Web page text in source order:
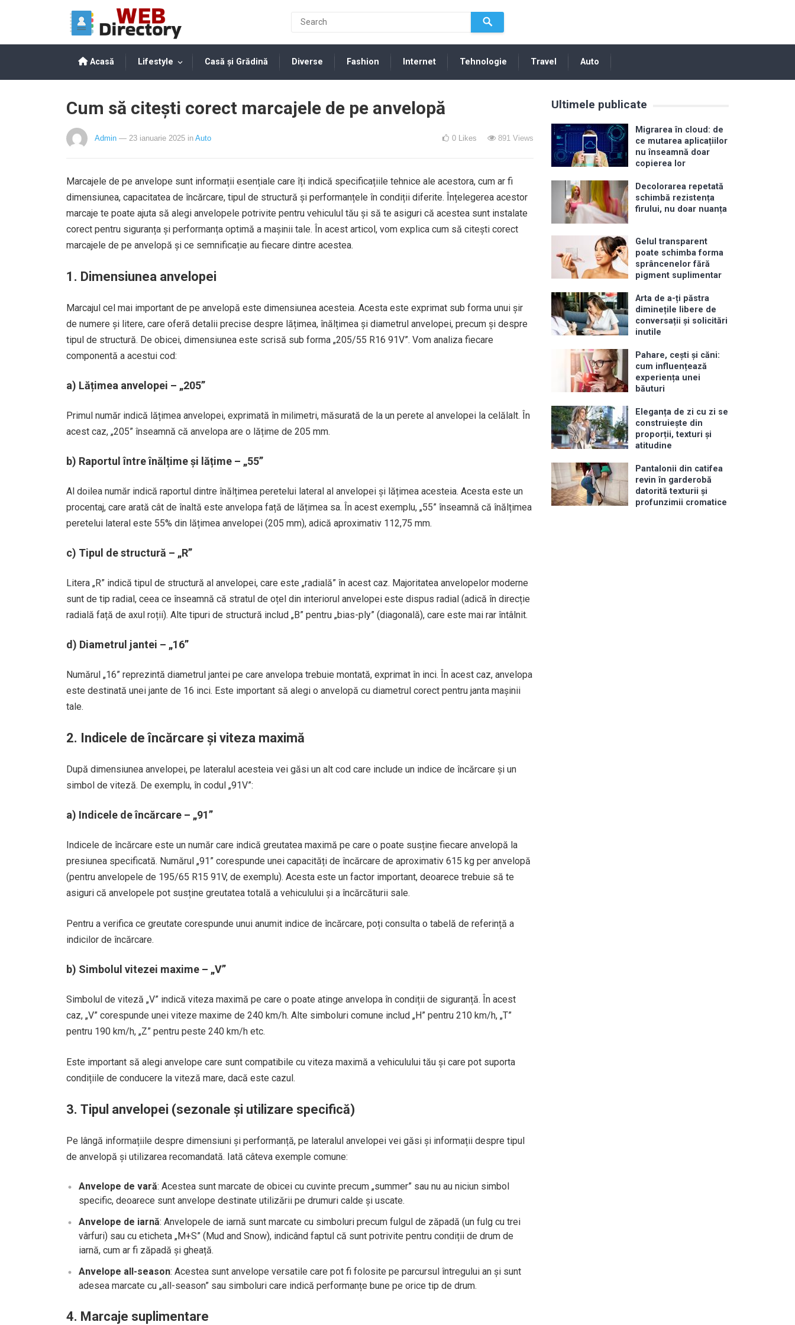
Acasă Lifestyle Casă și Grădină Diverse Fashion Internet Tehnologie Travel Auto
Cum să citești corect marcajele de pe anvelopă
Admin — 23 ianuarie 2025 in Auto 0 Likes 891 Views
Marcajele de pe anvelope sunt informații esențiale care îți indică specificațiile tehnice ale acestora, cum ar fi
dimensiunea, capacitatea de încărcare, tipul de structură și performanțele în condiții diferite. Înțelegerea acestor
marcaje te poate ajuta să alegi anvelopele potrivite pentru vehiculul tău și să te asiguri că acestea sunt instalate
corect pentru siguranța și performanța optimă a mașinii tale. În acest articol, vom explica cum să citești corect
marcajele de pe anvelopă și ce semnificație au fiecare dintre acestea.
1. Dimensiunea anvelopei
Marcajul cel mai important de pe anvelopă este dimensiunea acesteia. Acesta este exprimat sub forma unui șir
de numere și litere, care oferă detalii precise despre lățimea, înălțimea și diametrul anvelopei, precum și despre
tipul de structură. De obicei, dimensiunea este scrisă sub forma „205/55 R16 91V”. Vom analiza fiecare
componentă a acestui cod:
a) Lățimea anvelopei – „205”
Primul număr indică lățimea anvelopei, exprimată în milimetri, măsurată de la un perete al anvelopei la celălalt. În
acest caz, „205” înseamnă că anvelopa are o lățime de 205 mm.
b) Raportul între înălțime și lățime – „55”
Al doilea număr indică raportul dintre înălțimea peretelui lateral al anvelopei și lățimea acesteia. Acesta este un
procentaj, care arată cât de înaltă este anvelopa față de lățimea sa. În acest exemplu, „55” înseamnă că înălțimea
peretelui lateral este 55% din lățimea anvelopei (205 mm), adică aproximativ 112,75 mm.
c) Tipul de structură – „R”
Litera „R” indică tipul de structură al anvelopei, care este „radială” în acest caz. Majoritatea anvelopelor moderne
sunt de tip radial, ceea ce înseamnă că stratul de oțel din interiorul anvelopei este dispus radial (adică în direcție
radială față de axul roții). Alte tipuri de structură includ „B” pentru „bias-ply” (diagonală), care este mai rar întâlnit.
d) Diametrul jantei – „16”
Numărul „16” reprezintă diametrul jantei pe care anvelopa trebuie montată, exprimat în inci. În acest caz, anvelopa
este destinată unei jante de 16 inci. Este important să alegi o anvelopă cu diametrul corect pentru janta mașinii
tale.
2. Indicele de încărcare și viteza maximă
După dimensiunea anvelopei, pe lateralul acesteia vei găsi un alt cod care include un indice de încărcare și un
simbol de viteză. De exemplu, în codul „91V”:
a) Indicele de încărcare – „91”
Indicele de încărcare este un număr care indică greutatea maximă pe care o poate susține fiecare anvelopă la
presiunea specificată. Numărul „91” corespunde unei capacități de încărcare de aproximativ 615 kg per anvelopă
(pentru anvelopele de 195/65 R15 91V, de exemplu). Acesta este un factor important, deoarece trebuie să te
asiguri că anvelopele pot susține greutatea totală a vehiculului și a încărcăturii sale.
Pentru a verifica ce greutate corespunde unui anumit indice de încărcare, poți consulta o tabelă de referință a
indicilor de încărcare.
b) Simbolul vitezei maxime – „V”
Simbolul de viteză „V” indică viteza maximă pe care o poate atinge anvelopa în condiții de siguranță. În acest
caz, „V” corespunde unei viteze maxime de 240 km/h. Alte simboluri comune includ „H” pentru 210 km/h, „T”
pentru 190 km/h, „Z” pentru peste 240 km/h etc.
Este important să alegi anvelope care sunt compatibile cu viteza maximă a vehiculului tău și care pot suporta
condițiile de conducere la viteză mare, dacă este cazul.
3. Tipul anvelopei (sezonale și utilizare specifică)
Pe lângă informațiile despre dimensiuni și performanță, pe lateralul anvelopei vei găsi și informații despre tipul
de anvelopă și utilizarea recomandată. Iată câteva exemple comune:
Anvelope de vară: Acestea sunt marcate de obicei cu cuvinte precum „summer” sau nu au niciun simbol
specific, deoarece sunt anvelope destinate utilizării pe drumuri calde și uscate.
Anvelope de iarnă: Anvelopele de iarnă sunt marcate cu simboluri precum fulgul de zăpadă (un fulg cu trei
vârfuri) sau cu eticheta „M+S” (Mud and Snow), indicând faptul că sunt potrivite pentru condiții de drum de
iarnă, cum ar fi zăpadă și gheață.
Anvelope all-season: Acestea sunt anvelope versatile care pot fi folosite pe parcursul întregului an și sunt
adesea marcate cu „all-season” sau simboluri care indică performanțe bune pe orice tip de drum.
4. Marcaje suplimentare
Ultimele publicate
Migrarea în cloud: de
ce mutarea aplicațiilor
nu înseamnă doar
copierea lor
Decolorarea repetată
schimbă rezistența
firului, nu doar nuanța
Gelul transparent
poate schimba forma
sprâncenelor fără
pigment suplimentar
Arta de a-ți păstra
diminețile libere de
conversații și solicitări
inutile
Pahare, cești și căni:
cum influențează
experiența unei
băuturi
Eleganța de zi cu zi se
construiește din
proporții, texturi și
atitudine
Pantalonii din catifea
revin în garderobă
datorită texturii și
profunzimii cromatice